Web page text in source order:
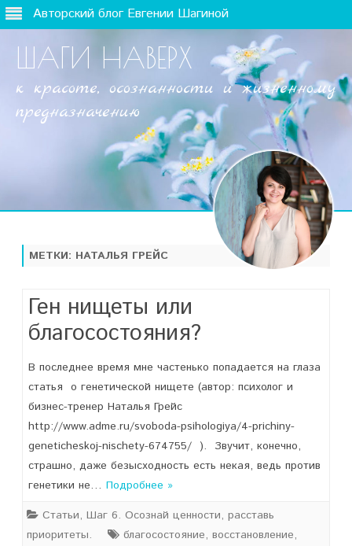
Авторский блог Евгении Шагиной
ШАГИ НАВЕРХ
к красоте, осознанности и жизненному
предназначению
МЕТКИ: НАТАЛЬЯ ГРЕЙС
Ген нищеты или
благосостояния?
В последнее время мне частенько попадается на глаза
статья о генетической нищете (автор: психолог и
бизнес-тренер Наталья Грейс
http://www.adme.ru/svoboda-psihologiya/4-prichiny-
geneticheskoj-nischety-674755/ ). Звучит, конечно,
страшно, даже безысходность есть некая, ведь против
генетики не… Подробнее »
Статьи, Шаг 6. Осознай ценности, расставь
приоритеты.
благосостояние, восстановление,